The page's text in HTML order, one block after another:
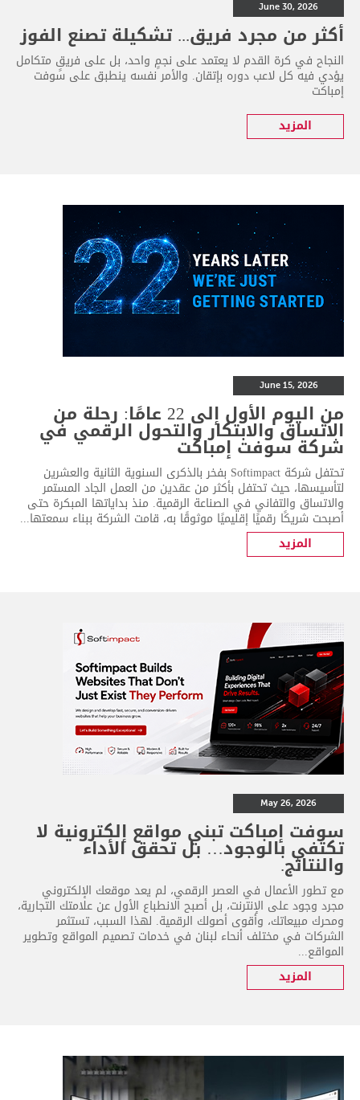
June 30, 2026
أكثر من مجرد فريق... تشكيلة تصنع الفوز
النجاح في كرة القدم لا يعتمد على نجمٍ واحد، بل على فريقٍ متكامل
يؤدي فيه كل لاعب دوره بإتقان. والأمر نفسه ينطبق على سوفت
إمباكت
المزيد
June 15, 2026
من اليوم الأول إلى 22 عامًا: رحلة من
الاتساق والابتكار والتحول الرقمي في
شركة سوفت إمباكت
تحتفل شركة Softimpact بفخر بالذكرى السنوية الثانية والعشرين
لتأسيسها، حيث تحتفل بأكثر من عقدين من العمل الجاد المستمر
والاتساق والتفاني في الصناعة الرقمية. منذ بداياتها المبكرة حتى
أصبحت شريكًا رقميًا إقليميًا موثوقًا به، قامت الشركة ببناء سمعتها...
المزيد
May 26, 2026
سوفت إمباكت تبني مواقع إلكترونية لا
تكتفي بالوجود… بل تحقق الأداء
والنتائج.
مع تطور الأعمال في العصر الرقمي، لم يعد موقعك الإلكتروني
مجرد وجود على الإنترنت، بل أصبح الانطباع الأول عن علامتك التجارية،
ومحرك مبيعاتك، وأقوى أصولك الرقمية. لهذا السبب، تستثمر
الشركات في مختلف أنحاء لبنان في خدمات تصميم المواقع وتطوير
المواقع...
المزيد